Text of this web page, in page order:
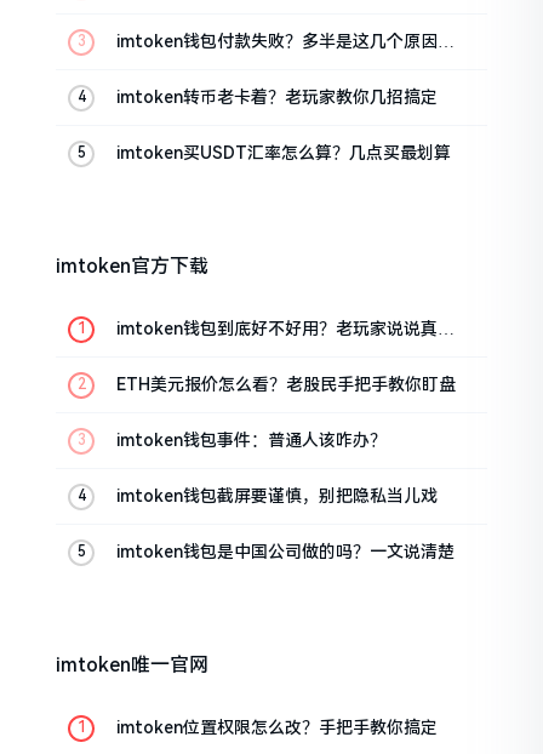
imtoken钱包付款失败？多半是这几个原因闹
imtoken转币老卡着？老玩家教你几招搞定
imtoken买USDT汇率怎么算？几点买最划算
imtoken官方下载
imtoken钱包到底好不好用？老玩家说说真实
ETH美元报价怎么看？老股民手把手教你盯盘
imtoken钱包事件：普通人该咋办？
imtoken钱包截屏要谨慎，别把隐私当儿戏
imtoken钱包是中国公司做的吗？一文说清楚
imtoken唯一官网
imtoken位置权限怎么改？手把手教你搞定